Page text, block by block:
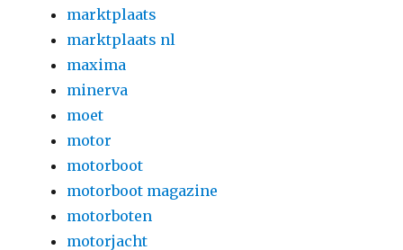
marktplaats
marktplaats nl
maxima
minerva
moet
motor
motorboot
motorboot magazine
motorboten
motorjacht